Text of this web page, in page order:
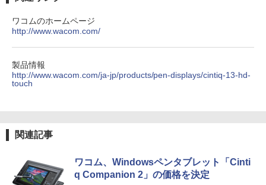
【2026年アップグレード版】AOKIMI ワイヤ
セリング 自動ペアリング Type-C充電 マイク
レスイヤホン Bluetooth 5.4 ノイズキャンセ
リング ANC 36時間再生
On My Road (Stadium ver.)
￥998
HUNTER×HUNTER モノクロ版 39 (ジャンプ
ワコムのホームページ
http://www.wacom.com/
製品情報
http://www.wacom.com/ja-jp/products/pen-displays/cintiq-13-hd-
touch
関連記事
ワコム、Windowsペンタブレット「Cinti
q Companion 2」の価格を決定